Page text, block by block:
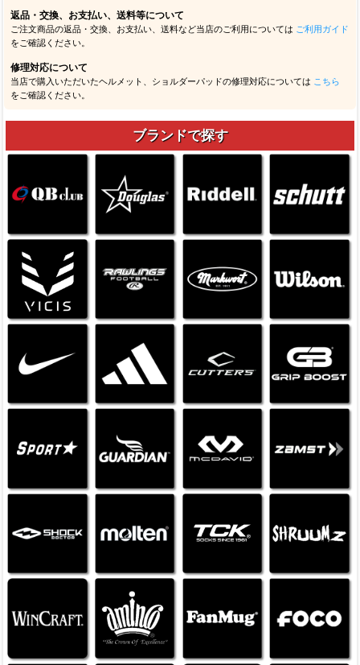
返品・交換、お支払い、送料等について
ご注文商品の返品・交換、お支払い、送料など当店のご利用については ご利用ガイド
をご確認ください。
修理対応について
当店で購入いただいたヘルメット、ショルダーパッドの修理対応については こちら
をご確認ください。
ブランドで探す